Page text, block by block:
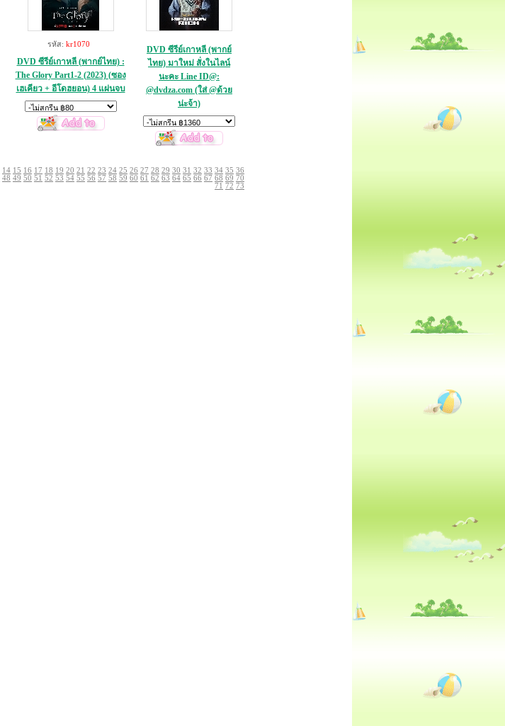
รหัส: kr1070
DVD ซีรีย์เกาหลี (พากย์ไทย) :
The Glory Part1-2 (2023) (ซอง
เฮเคียว + อีโดฮยอน) 4 แผ่นจบ
DVD ซีรีย์เกาหลี (พากย์
ไทย) มาใหม่ สั่งในไลน์
นะคะ Line ID@:
@dvdza.com (ใส่ @ด้วย
น่ะจ้า)
14 15 16 17 18 19 20 21 22 23 24 25 26 27 28 29 30 31 32 33 34 35 36
48 49 50 51 52 53 54 55 56 57 58 59 60 61 62 63 64 65 66 67 68 69 70
71 72 73